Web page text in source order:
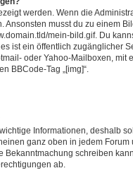
werden. Wenn die
Ansonsten musst du zu einem
mein-bild.gif. Du
ist ein öffentlich zugänglicher
oder Yahoo-Mailboxen, mit
BBCode-Tag „[img]“.
Informationen, deshalb
ganz oben in jedem
schreiben
ab.